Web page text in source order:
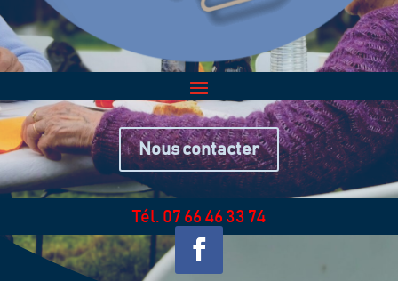
Nous contacter
Tél. 07 66 46 33 74